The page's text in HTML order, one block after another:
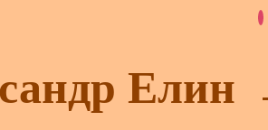
Елин